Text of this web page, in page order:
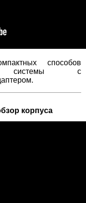
способов
системы с
корпуса